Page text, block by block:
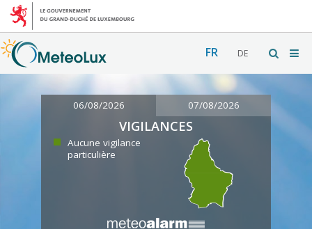
FR DE
06/08/2026 07/08/2026
VIGILANCES
Aucune vigilance
particulière